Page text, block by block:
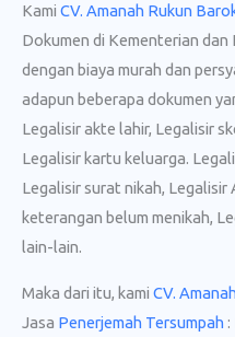
Kami CV. Amanah Rukun
Dokumen di Kementerian
dengan biaya murah dan
adapun beberapa dokumen
Legalisir akte lahir, Legalisir
Legalisir kartu keluarga.
Legalisir surat nikah, Legalisir
keterangan belum menikah,
lain-lain.
Maka dari itu, kami CV.
Jasa Penerjemah Tersumpah